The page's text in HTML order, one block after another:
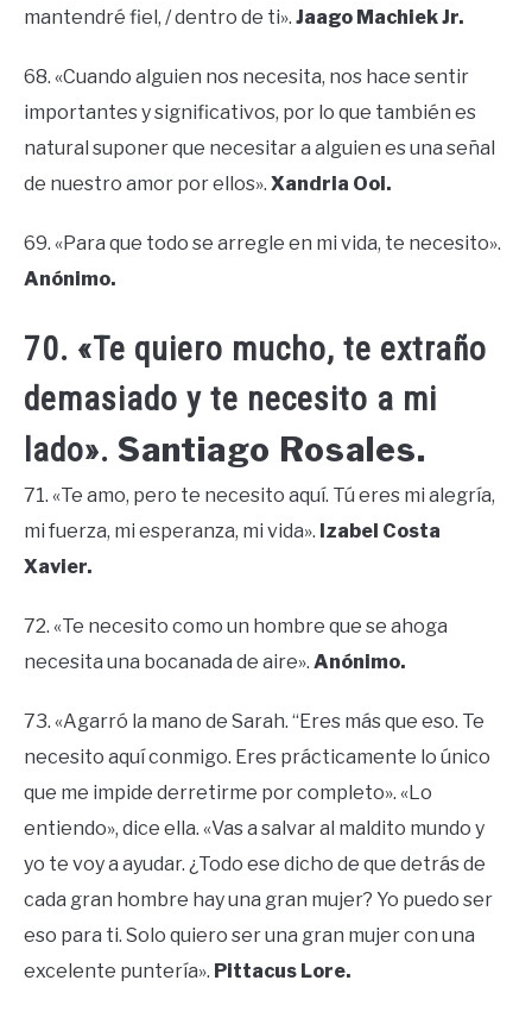
mantendré fiel, / dentro de ti». Jaago Machiek Jr.
68. «Cuando alguien nos necesita, nos hace sentir
importantes y significativos, por lo que también es
natural suponer que necesitar a alguien es una señal
de nuestro amor por ellos». Xandria Ooi.
69. «Para que todo se arregle en mi vida, te necesito».
Anónimo.
70. «Te quiero mucho, te extraño
demasiado y te necesito a mi
lado». Santiago Rosales.
71. «Te amo, pero te necesito aquí. Tú eres mi alegría,
mi fuerza, mi esperanza, mi vida». Izabel Costa
Xavier.
72. «Te necesito como un hombre que se ahoga
necesita una bocanada de aire». Anónimo.
73. «Agarró la mano de Sarah. “Eres más que eso. Te
necesito aquí conmigo. Eres prácticamente lo único
que me impide derretirme por completo». «Lo
entiendo», dice ella. «Vas a salvar al maldito mundo y
yo te voy a ayudar. ¿Todo ese dicho de que detrás de
cada gran hombre hay una gran mujer? Yo puedo ser
eso para ti. Solo quiero ser una gran mujer con una
excelente puntería». Pittacus Lore.